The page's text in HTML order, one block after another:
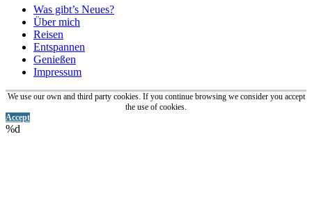
Was gibt’s Neues?
Über mich
Reisen
Entspannen
Genießen
Impressum
We use our own and third party cookies. If you continue browsing we consider you accept
the use of cookies.
Accept
%d